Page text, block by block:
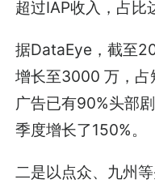
超过IAP收入，占比
据DataEye，截至
增长至3000 万，占
广告已有90%头部
季度增长了150%。
二是以点众、九州